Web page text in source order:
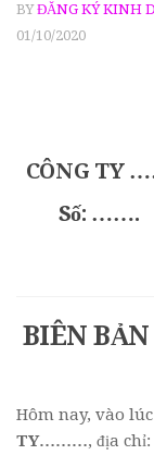
BYĐĂNG KÝ KINH
01/10/2020
CÔNG TY
Số: …….
BIÊN
Hôm nay, vào
TY………, địa